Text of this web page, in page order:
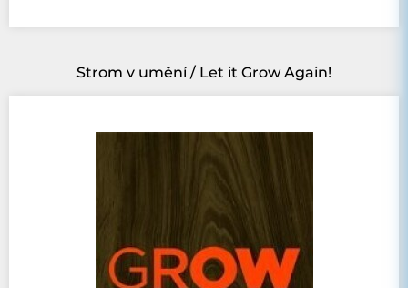
Strom v umění / Let it Grow Again!